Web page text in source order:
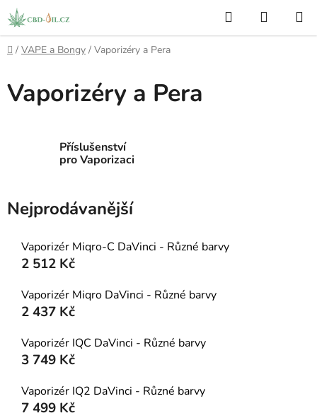
Přejít
na
obsah
Hledat
KOŠÍK
Domů
/ VAPE a Bongy / Vaporizéry a Pera
Vaporizéry a Pera
Příslušenství
pro Vaporizaci
Nejprodávanější
Vaporizér Miqro-C DaVinci - Různé barvy
2 512 Kč
Vaporizér Miqro DaVinci - Různé barvy
2 437 Kč
Vaporizér IQC DaVinci - Různé barvy
3 749 Kč
Vaporizér IQ2 DaVinci - Různé barvy
7 499 Kč